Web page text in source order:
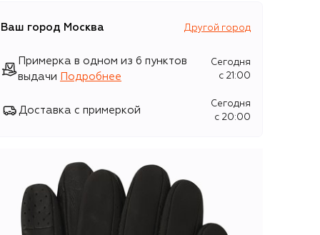
Ваш город Москва Другой город
Примерка в одном из 6 пунктов
выдачи
Подробнее
Сегодня
c 21:00
Доставка с примеркой
Сегодня
c 20:00